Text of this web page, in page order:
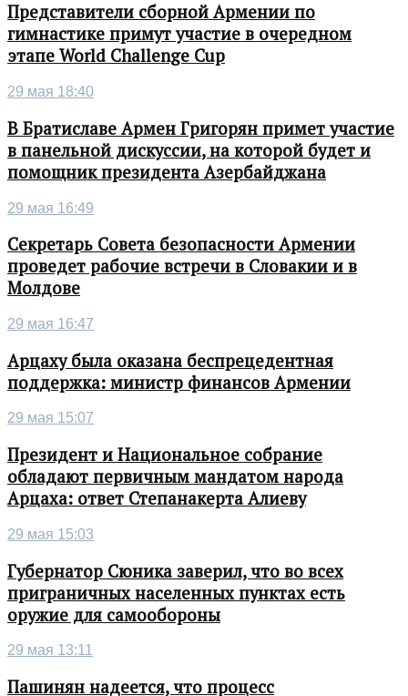
Представители сборной Армении по
гимнастике примут участие в очередном
этапе World Challenge Cup
29 мая 18:40
В Братиславе Армен Григорян примет участие
в панельной дискуссии, на которой будет и
помощник президента Азербайджана
29 мая 16:49
Секретарь Совета безопасности Армении
проведет рабочие встречи в Словакии и в
Молдове
29 мая 16:47
Арцаху была оказана беспрецедентная
поддержка: министр финансов Армении
29 мая 15:07
Президент и Национальное собрание
обладают первичным мандатом народа
Арцаха: ответ Степанакерта Алиеву
29 мая 15:03
Губернатор Сюника заверил, что во всех
приграничных населенных пунктах есть
оружие для самообороны
29 мая 13:11
Пашинян надеется, что процесс